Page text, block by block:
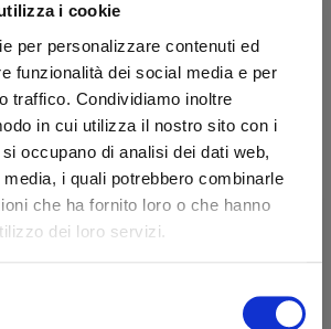
i cookie
per personalizzare contenuti ed
funzionalità dei social media e per
traffico. Condividiamo inoltre
in cui utilizza il nostro sito con i
occupano di analisi dei dati web,
i quali potrebbero combinarle
che ha fornito loro o che hanno
dei loro servizi.
3
No
Rame